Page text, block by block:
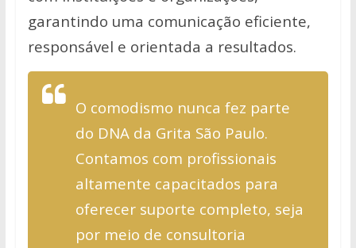
garantindo uma comunicação eficiente,
responsável e orientada a resultados.
O comodismo nunca fez parte
do DNA da Grita São Paulo.
Contamos com profissionais
altamente capacitados para
oferecer suporte completo, seja
por meio de consultoria